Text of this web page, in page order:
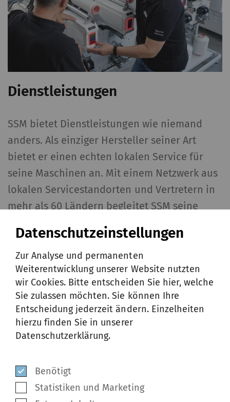
Dienstleistungen
SSM bietet Dienstleistungen wie niemand
anders. Als einziger Hersteller seiner Art
bietet er einen echten lokalen Service für
seine Maschinen an. Mit einem Netzwerk aus
lokalen Servicestandorten und Vertretern in
mehr als 60 Ländern begleitet SSM seine
Unternehmenserfolg.
MEHR INFO
Datenschutzeinstellungen
Zur Analyse und permanenten
Weiterentwicklung unserer Website nutzten
wir Cookies. Bitte entscheiden Sie hier, welche
Sie zulassen möchten. Sie können Ihre
Entscheidung jederzeit ändern. Einzelheiten
hierzu finden Sie in unserer
Datenschutzerklärung.
Benötigt
Statistiken und Marketing